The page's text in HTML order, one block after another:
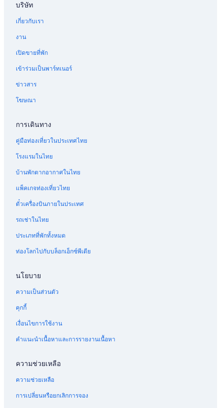
บริษัท
เกี่ยวกับเรา
งาน
เปิดขายที่พัก
เข้าร่วมเป็นพาร์ทเนอร์
ข่าวสาร
โฆษณา
การเดินทาง
คู่มือท่องเที่ยวในประเทศไทย
โรงแรมในไทย
บ้านพักตากอากาศในไทย
แพ็คเกจท่องเที่ยวไทย
ตั๋วเครื่องบินภายในประเทศ
รถเช่าในไทย
ประเภทที่พักทั้งหมด
ท่องโลกไปกับบล็อกเอ็กซ์พีเดีย
นโยบาย
ความเป็นส่วนตัว
คุกกี้
เงื่อนไขการใช้งาน
คำแนะนำเนื้อหาและการรายงานเนื้อหา
ความช่วยเหลือ
ความช่วยเหลือ
การเปลี่ยนหรือยกเลิกการจอง